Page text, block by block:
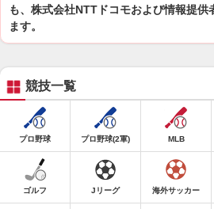
も、株式会社NTTドコモおよび情報提供
ます。
競技一覧
プロ野球 プロ野球(2軍) MLB
ゴルフ Jリーグ 海外サッカー